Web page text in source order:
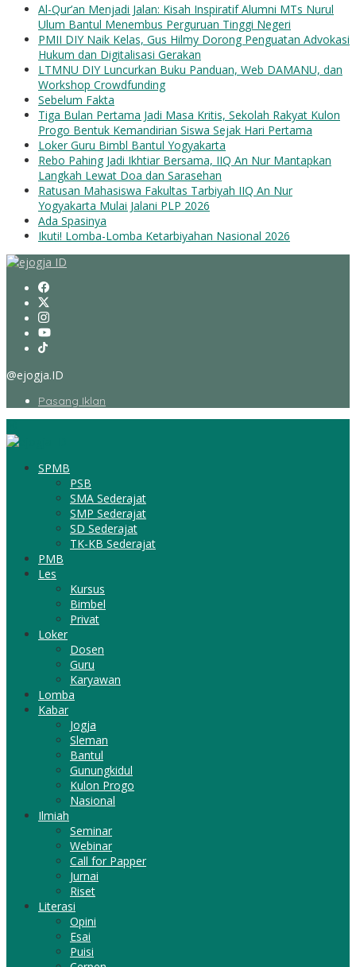
Al-Qur’an Menjadi Jalan: Kisah Inspiratif Alumni MTs Nurul
Ulum Bantul Menembus Perguruan Tinggi Negeri
PMII DIY Naik Kelas, Gus Hilmy Dorong Penguatan Advokasi
Hukum dan Digitalisasi Gerakan
LTMNU DIY Luncurkan Buku Panduan, Web DAMANU, dan
Workshop Crowdfunding
Sebelum Fakta
Tiga Bulan Pertama Jadi Masa Kritis, Sekolah Rakyat Kulon
Progo Bentuk Kemandirian Siswa Sejak Hari Pertama
Loker Guru Bimbl Bantul Yogyakarta
Rebo Pahing Jadi Ikhtiar Bersama, IIQ An Nur Mantapkan
Langkah Lewat Doa dan Sarasehan
Ratusan Mahasiswa Fakultas Tarbiyah IIQ An Nur
Yogyakarta Mulai Jalani PLP 2026
Ada Spasinya
Ikuti! Lomba-Lomba Ketarbiyahan Nasional 2026
@ejogja.ID
Pasang Iklan
SPMB
PSB
SMA Sederajat
SMP Sederajat
SD Sederajat
TK-KB Sederajat
PMB
Les
Kursus
Bimbel
Privat
Loker
Dosen
Guru
Karyawan
Lomba
Kabar
Jogja
Sleman
Bantul
Gunungkidul
Kulon Progo
Nasional
Ilmiah
Seminar
Webinar
Call for Papper
Jurnai
Riset
Literasi
Opini
Esai
Puisi